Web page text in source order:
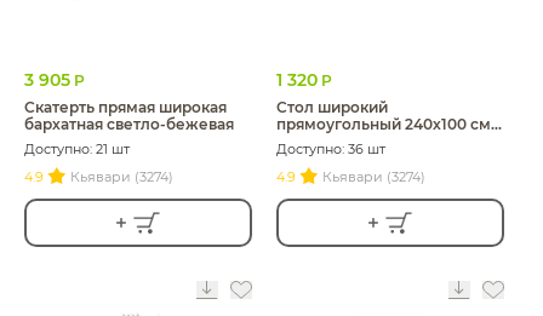
3 905 Р
Скатерть прямая широкая
бархатная светло-бежевая
Доступно: 21 шт
4.9
Кьявари (3274)
1 320 Р
Стол широкий
прямоугольный 240х100 см с
мулетоном
Доступно: 36 шт
4.9
Кьявари (3274)